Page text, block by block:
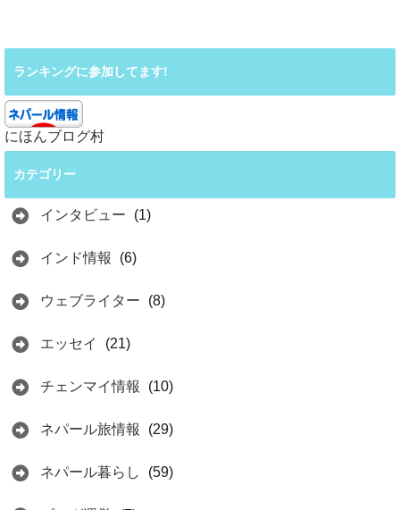
ランキングに参加してます!
にほんブログ村
カテゴリー
インタビュー (1)
インド情報 (6)
ウェブライター (8)
エッセイ (21)
チェンマイ情報 (10)
ネパール旅情報 (29)
ネパール暮らし (59)